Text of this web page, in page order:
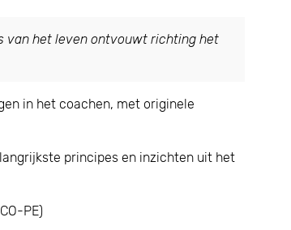
van het leven ontvouwt richting het
in het coachen, met originele
principes en inzichten uit het
PE)